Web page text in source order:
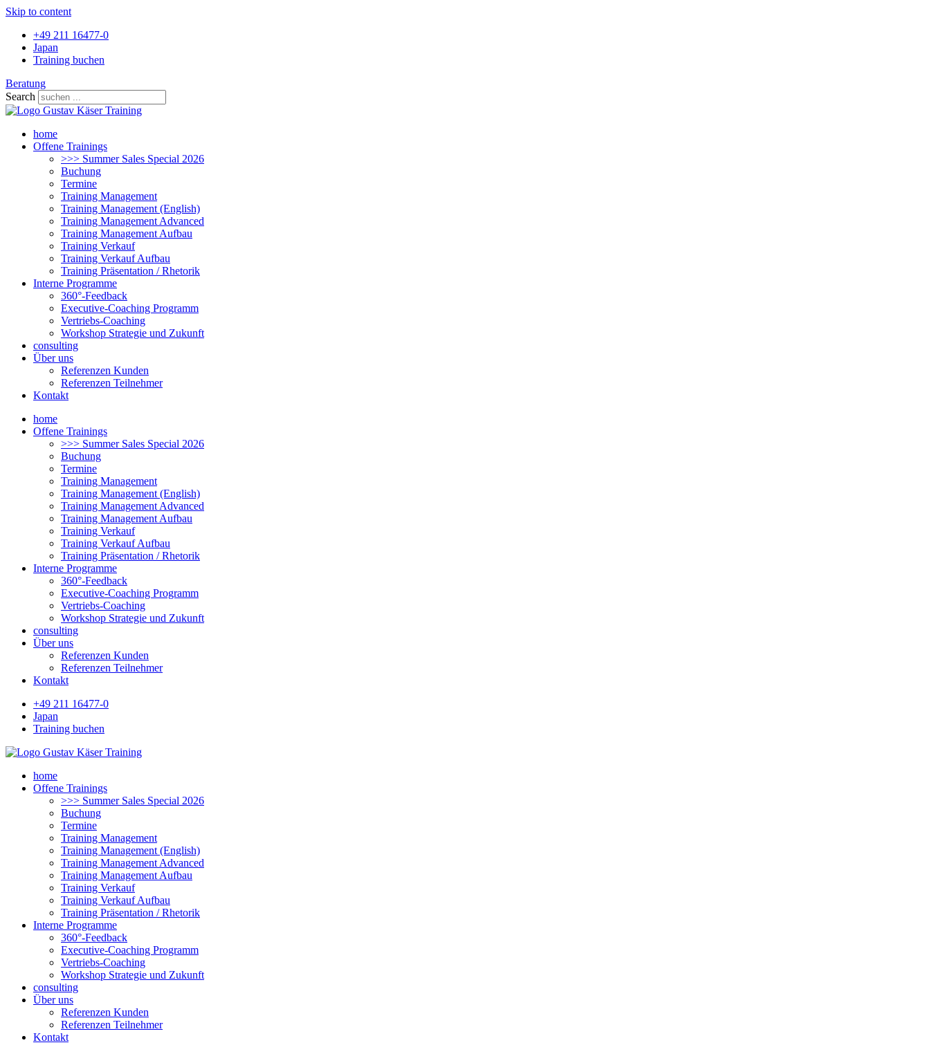
Skip to content
+49 211 16477-0
Japan
Training buchen
Beratung
Search
home
Offene Trainings
>>> Summer Sales Special 2026
Buchung
Termine
Training Management
Training Management (English)
Training Management Advanced
Training Management Aufbau
Training Verkauf
Training Verkauf Aufbau
Training Präsentation / Rhetorik
Interne Programme
360°-Feedback
Executive-Coaching Programm
Vertriebs-Coaching
Workshop Strategie und Zukunft
consulting
Über uns
Referenzen Kunden
Referenzen Teilnehmer
Kontakt
home
Offene Trainings
>>> Summer Sales Special 2026
Buchung
Termine
Training Management
Training Management (English)
Training Management Advanced
Training Management Aufbau
Training Verkauf
Training Verkauf Aufbau
Training Präsentation / Rhetorik
Interne Programme
360°-Feedback
Executive-Coaching Programm
Vertriebs-Coaching
Workshop Strategie und Zukunft
consulting
Über uns
Referenzen Kunden
Referenzen Teilnehmer
Kontakt
+49 211 16477-0
Japan
Training buchen
home
Offene Trainings
>>> Summer Sales Special 2026
Buchung
Termine
Training Management
Training Management (English)
Training Management Advanced
Training Management Aufbau
Training Verkauf
Training Verkauf Aufbau
Training Präsentation / Rhetorik
Interne Programme
360°-Feedback
Executive-Coaching Programm
Vertriebs-Coaching
Workshop Strategie und Zukunft
consulting
Über uns
Referenzen Kunden
Referenzen Teilnehmer
Kontakt